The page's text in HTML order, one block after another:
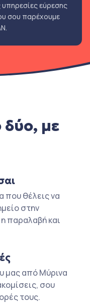
εύρεσης
σου παρέχουμε
δύο, με
που θέλεις να
στην
παραλαβή και
μας από Μύρινα
σου
τους.